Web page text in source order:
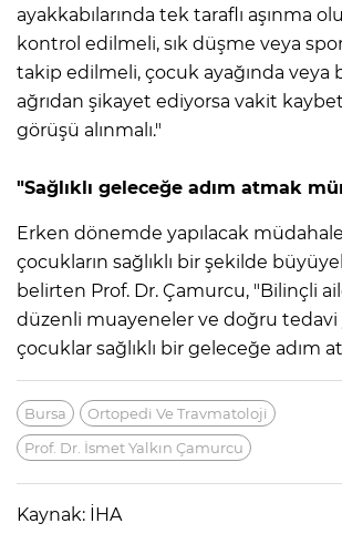
ayakkabılarında tek taraflı aşınma
kontrol edilmeli, sık düşme veya
takip edilmeli, çocuk ayağında veya
ağrıdan şikayet ediyorsa vakit
görüşü alınmalı."
"Sağlıklı geleceğe adım atmak
Erken dönemde yapılacak
çocukların sağlıklı bir şekilde
belirten Prof. Dr. Çamurcu, "Bilinçli
düzenli muayeneler ve doğru
çocuklar sağlıklı bir geleceğe adım
Bursa
Ortopedi Ve Travmatoloji
Prof. Dr. İsmet Yalkın Çamurcu
Kaynak: İHA